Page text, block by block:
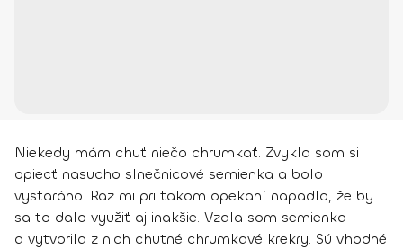
Niekedy mám chuť niečo chrumkať. Zvykla som si
opiecť nasucho slnečnicové semienka a bolo
vystaráno. Raz mi pri takom opekaní napadlo, že by
sa to dalo využiť aj inakšie. Vzala som semienka
a vytvorila z nich chutné chrumkavé krekry. Sú vhodné